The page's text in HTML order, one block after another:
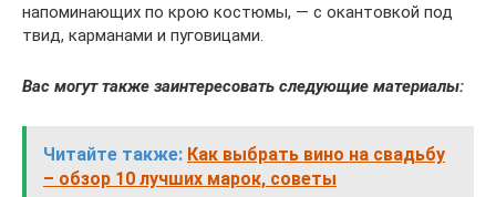
напоминающих по крою костюмы, — с окантовкой под
твид, карманами и пуговицами.
Вас могут также заинтересовать следующие материалы:
Читайте также: Как выбрать вино на свадьбу
– обзор 10 лучших марок, советы